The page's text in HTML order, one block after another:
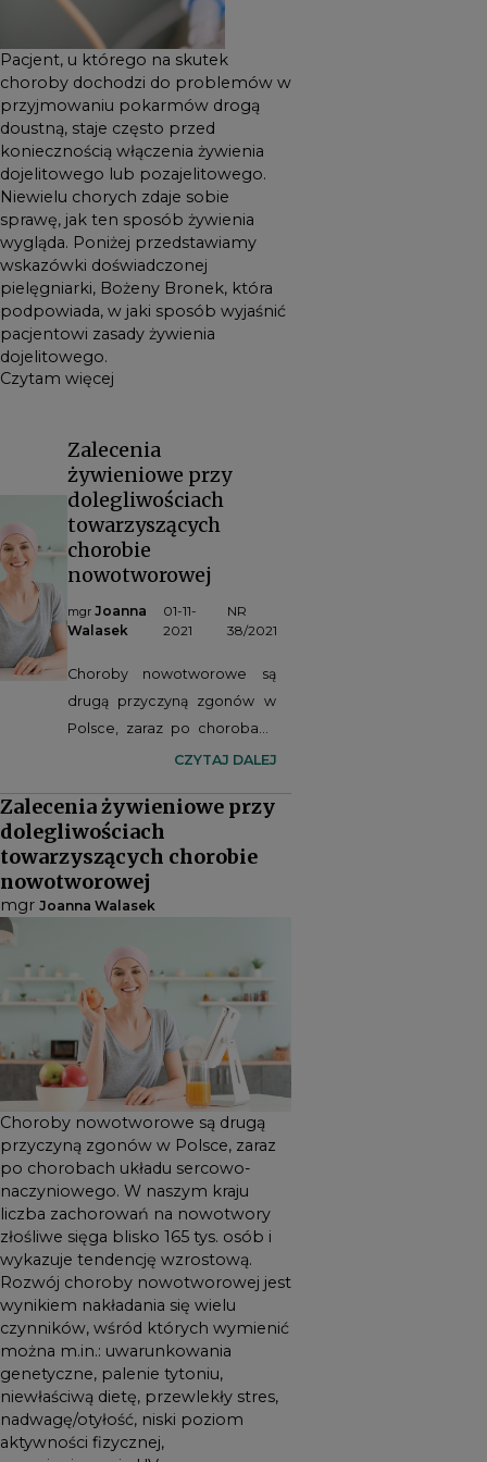
Pacjent, u którego na skutek
choroby dochodzi do problemów w
przyjmowaniu pokarmów drogą
doustną, staje często przed
koniecznością włączenia żywienia
dojelitowego lub pozajelitowego.
Niewielu chorych zdaje sobie
sprawę, jak ten sposób żywienia
wygląda. Poniżej przedstawiamy
wskazówki doświadczonej
pielęgniarki, Bożeny Bronek, która
podpowiada, w jaki sposób wyjaśnić
pacjentowi zasady żywienia
dojelitowego.
Czytam więcej
Zalecenia
żywieniowe przy
dolegliwościach
towarzyszących
chorobie
nowotworowej
mgr Joanna
Walasek
01-11-
2021
NR
38/2021
Choroby nowotworowe są
drugą przyczyną zgonów w
Polsce, zaraz po chorobach
układu sercowo-
kraju liczba zachorowań na
nowotwory złośliwe sięga
blisko 165 tys. osób i wykazuje
tendencję wzrostową.
Rozwój choroby
nakładania się wielu
czynników, wśród których
wymienić można m.in.:
uwarunkowania genetyczne,
palenie tytoniu, niewłaściwą
dietę, przewlekły stres,
nadwagę/otyłość, niski
poziom aktywności fizycznej,
promieniowanie UV,
zanieczyszczenia środowiska
czy nadużywanie alkoholu.
CZYTAJ DALEJ
Zalecenia żywieniowe przy
dolegliwościach
towarzyszących chorobie
nowotworowej
mgr Joanna Walasek
Choroby nowotworowe są drugą
przyczyną zgonów w Polsce, zaraz
po chorobach układu sercowo-
naczyniowego. W naszym kraju
liczba zachorowań na nowotwory
złośliwe sięga blisko 165 tys. osób i
wykazuje tendencję wzrostową.
Rozwój choroby nowotworowej jest
wynikiem nakładania się wielu
czynników, wśród których wymienić
można m.in.: uwarunkowania
genetyczne, palenie tytoniu,
niewłaściwą dietę, przewlekły stres,
nadwagę/otyłość, niski poziom
aktywności fizycznej,